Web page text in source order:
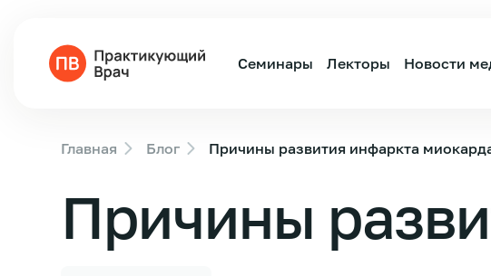
Семинары Лекторы Новости
Главная Блог Причины развития инфаркта
Причины